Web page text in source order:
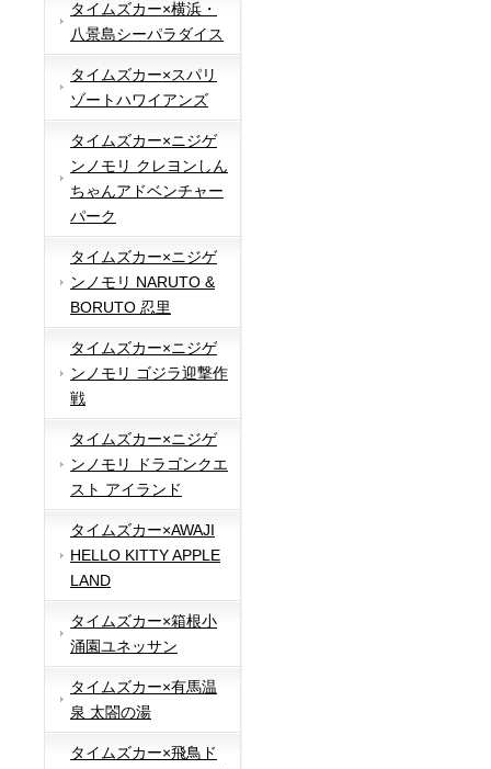
タイムズカー×横浜・
八景島シーパラダイス
タイムズカー×スパリ
ゾートハワイアンズ
タイムズカー×ニジゲ
ンノモリ クレヨンしん
ちゃんアドベンチャー
パーク
タイムズカー×ニジゲ
ンノモリ NARUTO &
BORUTO 忍里
タイムズカー×ニジゲ
ンノモリ ゴジラ迎撃作
戦
タイムズカー×ニジゲ
ンノモリ ドラゴンクエ
スト アイランド
タイムズカー×AWAJI
HELLO KITTY APPLE
LAND
タイムズカー×箱根小
涌園ユネッサン
タイムズカー×有馬温
泉 太閤の湯
タイムズカー×飛鳥ド